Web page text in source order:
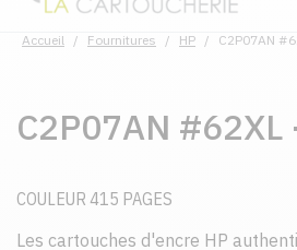
Accueil / Fournitures / HP / C2P07AN
C2P07AN #62XL
COULEUR 415 PAGES
Les cartouches d'encre HP